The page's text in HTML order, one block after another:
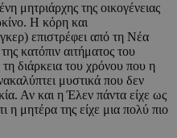
μητριάρχης της οικογένειας
Η κόρη και
επιστρέφει από τη Νέα
κατόπιν αιτήματος του
διάρκεια του χρόνου που η
μυστικά που δεν
Αν και η Έλεν πάντα είχε ως
η μητέρα της είχε μια πολύ πιο